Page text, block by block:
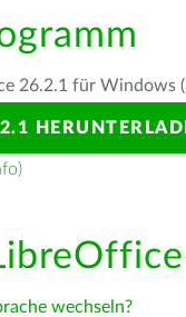
26.2.1 für Windows
)
wechseln?